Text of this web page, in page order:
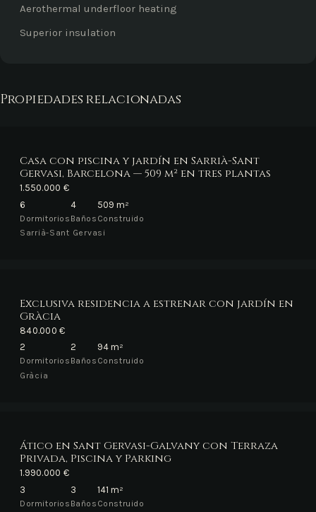
Aerothermal underfloor heating
Superior insulation
Propiedades relacionadas
Casa con piscina y jardín en Sarrià-Sant
Gervasi, Barcelona — 509 m² en tres plantas
1.550.000 €
Dormitorios
6
Baños
4
Construido
509 m²
Sarrià-Sant Gervasi
Exclusiva residencia a estrenar con jardín en
Gràcia
840.000 €
Dormitorios
2
Baños
2
Construido
94 m²
Gràcia
Ático en Sant Gervasi-Galvany con Terraza
Privada, Piscina y Parking
1.990.000 €
Dormitorios
3
Baños
3
Construido
141 m²